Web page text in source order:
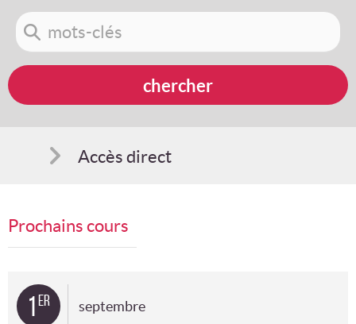
Accès direct
Suggestions
Programme en PDF
Prochains cours
1er septembre